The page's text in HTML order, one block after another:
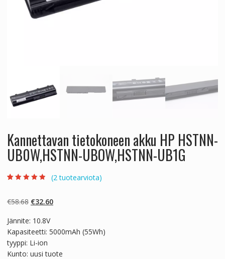
Kannettavan tietokoneen akku HP HSTNN-
UB0W,HSTNN-UBOW,HSTNN-UB1G
asiakkaan
(2tuotearviota)
€58.68 Alkuperäinen
oli:
€58.68.
€32.60Nykyinen
€32.60.
Jännite: 10.8V
Kapasiteetti: 5000mAh (55Wh)
tyyppi: Li-ion
Kunto: uusi tuote